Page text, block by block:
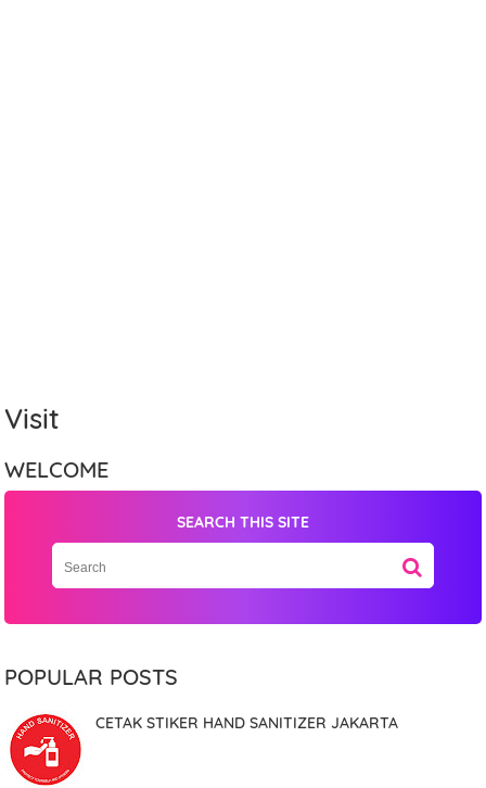
Visit
WELCOME
SEARCH THIS SITE
POPULAR POSTS
CETAK STIKER HAND SANITIZER JAKARTA